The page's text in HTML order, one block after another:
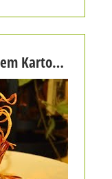
Riesengarnelen im frittiertem Kartoffelmantel auf Tomatenkompott und Sternanis an Sesamglacé